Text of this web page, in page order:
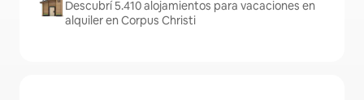
Descubrí 5.410 alojamientos para vacaciones en
alquiler en Corpus Christi